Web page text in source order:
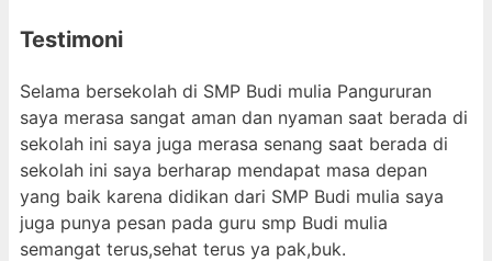
Testimoni
Selama bersekolah di SMP Budi mulia Pangururan
saya merasa sangat aman dan nyaman saat berada di
sekolah ini saya juga merasa senang saat berada di
sekolah ini saya berharap mendapat masa depan
yang baik karena didikan dari SMP Budi mulia saya
juga punya pesan pada guru smp Budi mulia
semangat terus,sehat terus ya pak,buk.